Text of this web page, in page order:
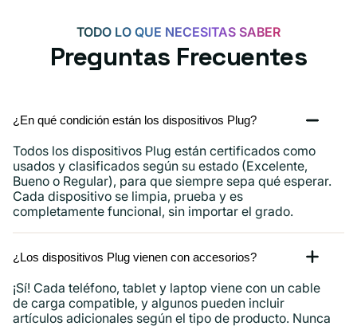
Android,
iPhone
15,
TODO LO QUE NECESITAS SABER
Preguntas Frecuentes
¿En qué condición están los dispositivos Plug?
Todos los dispositivos Plug están certificados como
usados ​​y clasificados según su estado (Excelente,
Bueno o Regular), para que siempre sepa qué esperar.
Cada dispositivo se limpia, prueba y es
completamente funcional, sin importar el grado.
¿Los dispositivos Plug vienen con accesorios?
¡Sí! Cada teléfono, tablet y laptop viene con un cable
de carga compatible, y algunos pueden incluir
artículos adicionales según el tipo de producto. Nunca